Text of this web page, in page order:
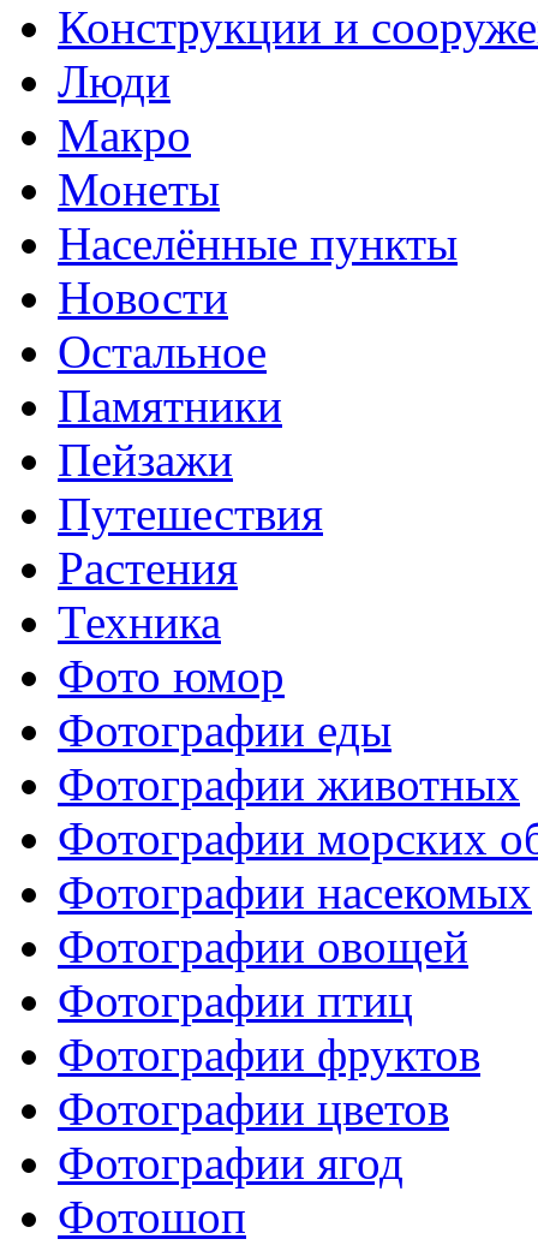
Конструкции и
Люди
Макро
Монеты
Населённые пункты
Новости
Остальное
Памятники
Пейзажи
Путешествия
Растения
Техника
Фото юмор
Фотографии еды
Фотографии животных
Фотографии морских
Фотографии насекомых
Фотографии овощей
Фотографии птиц
Фотографии фруктов
Фотографии цветов
Фотографии ягод
Фотошоп